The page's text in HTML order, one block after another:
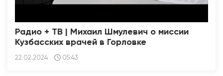
Радио + ТВ | Михаил Шмулевич о миссии
Кузбасских врачей в Горловке
22.02.2024 05:43